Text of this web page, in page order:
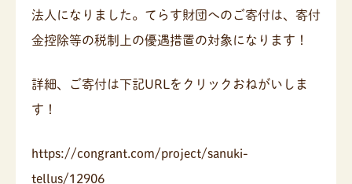
法人になりました。てらす財団へのご寄付は、寄付
金控除等の税制上の優遇措置の対象になります！
詳細、ご寄付は下記URLをクリックおねがいしま
す！
https://congrant.com/project/sanuki-
tellus/12906